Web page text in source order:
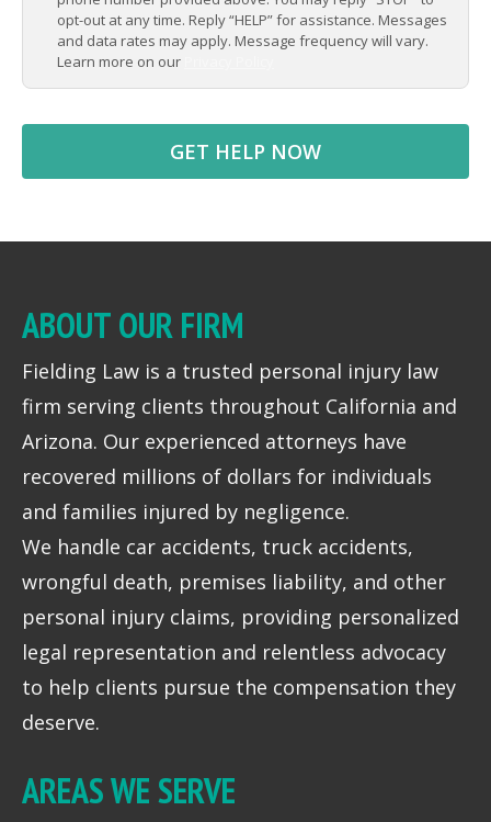
opt-out at any time. Reply “HELP” for assistance. Messages
and data rates may apply. Message frequency will vary.
Learn more on our
ABOUT OUR FIRM
Fielding Law is a trusted personal injury law
firm serving clients throughout California and
Arizona. Our experienced attorneys have
recovered millions of dollars for individuals
and families injured by negligence.
We handle car accidents, truck accidents,
wrongful death, premises liability, and other
personal injury claims, providing personalized
legal representation and relentless advocacy
to help clients pursue the compensation they
deserve.
AREAS WE SERVE